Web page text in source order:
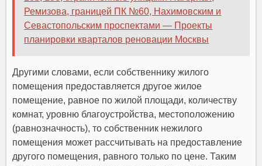
Ремизова, границей ПК №60, Нахимовским и
Севастопольским проспектами — Проекты
планировки кварталов реновации Москвы
Другими словами, если собственнику жилого
помещения предоставляется другое жилое
помещение, равное по жилой площади, количеству
комнат, уровню благоустройства, местоположению
(равнозначность), то собственник нежилого
помещения может рассчитывать на предоставление
другого помещения, равного только по цене. Таким